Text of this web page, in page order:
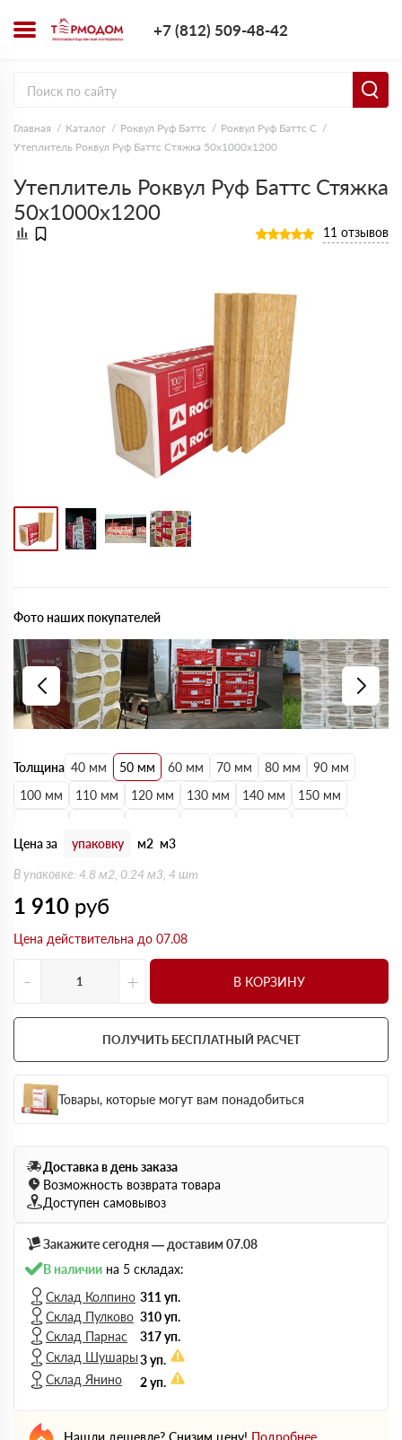
+7 (812) 509-48-42
Главная Каталог Роквул Руф Баттс
Роквул Руф Баттс C
Утеплитель Роквул Руф Баттс Стяжка 50х1000х1200
Утеплитель Роквул Руф Баттс Стяжка
50х1000х1200
11 отзывов
Толщина 40 мм 50 мм 60 мм 70 мм 80 мм
90 мм
100 мм
110 мм 120 мм 130 мм 140 мм
150 мм
220 мм
230 мм 240 мм
Цена за упаковку м2 м3
В упаковке: 4.8 м2, 0.24 м3, 4 шт
1 910 руб
Цена действительна до 07.08
- + В КОРЗИНУ
ПОЛУЧИТЬ БЕСПЛАТНЫЙ РАСЧЕТ
Товары, которые могут вам понадобиться
Фото наших покупателей
Доставка в день заказа
Возможность возврата товара
Доступен самовывоз
Закажите сегодня — доставим 07.08
В наличии на 5 складах:
Склад Колпино 311 уп.
Склад Пулково 310 уп.
Склад Парнас
317 уп.
Склад Шушары3 уп.
Склад Янино
2 уп.
Нашли дешевле? Снизим цену! Подробнее